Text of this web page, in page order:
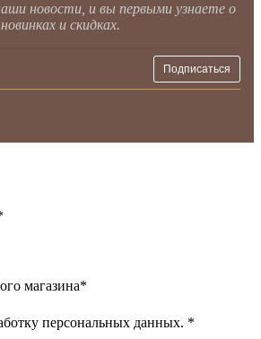
новости, и вы первыми узнаете о
новинках и скидках.
магазина*
персональных данных. *